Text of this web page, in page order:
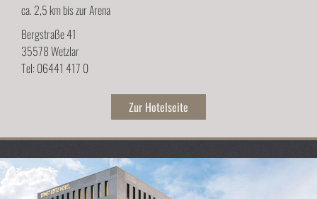
ca. 2,5 km bis zur Arena
Bergstraße 41
35578 Wetzlar
Tel: 06441 417 0
Zur Hotelseite